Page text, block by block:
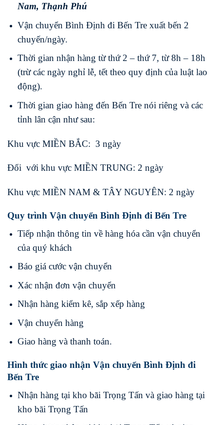
Nam, Thạnh Phú
Vận chuyển Bình Định đi Bến Tre xuất bến 2
chuyến/ngày.
Thời gian nhận hàng từ thứ 2 – thứ 7, từ 8h – 18h
(trừ các ngày nghỉ lễ, tết theo quy định của luật lao
động).
Thời gian giao hàng đến Bến Tre nói riêng và các
tỉnh lân cận như sau:
Khu vực MIỀN BẮC: 3 ngày
Đối với khu vực MIỀN TRUNG: 2 ngày
Khu vực MIỀN NAM & TÂY NGUYÊN: 2 ngày
Quy trình Vận chuyển Bình Định đi Bến Tre
Tiếp nhận thông tin về hàng hóa cần vận chuyển
của quý khách
Báo giá cước vận chuyển
Xác nhận đơn vận chuyển
Nhận hàng kiểm kê, sắp xếp hàng
Vận chuyển hàng
Giao hàng và thanh toán.
Hình thức giao nhận Vận chuyển Bình Định đi
Bến Tre
Nhận hàng tại kho bãi Trọng Tấn và giao hàng tại
kho bãi Trọng Tấn